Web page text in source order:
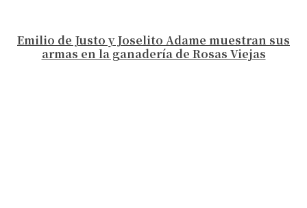
Emilio de Justo y Joselito Adame muestran sus
armas en la ganadería de Rosas Viejas